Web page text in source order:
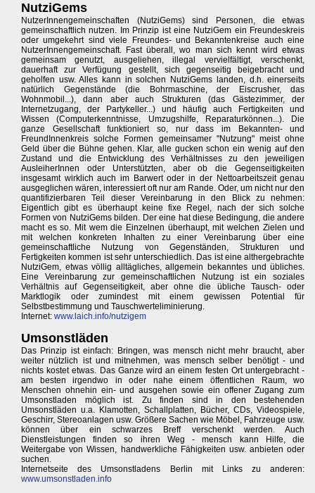
NutziGems
NutzerInnengemeinschaften (NutziGems) sind Personen, die etwas
gemeinschaftlich nutzen. Im Prinzip ist eine NutziGem ein Freundeskreis
oder umgekehrt sind viele Freundes- und Bekanntenkreise auch eine
NutzerInnengemeinschaft. Fast überall, wo man sich kennt wird etwas
gemeinsam genutzt, ausgeliehen, illegal vervielfältigt, verschenkt,
dauerhaft zur Verfügung gestellt, sich gegenseitig beigebracht und
geholfen usw. Alles kann in solchen NutziGems landen, d.h. einerseits
natürlich Gegenstände (die Bohrmaschine, der Eiscrusher, das
Wohnmobil...), dann aber auch Strukturen (das Gästezimmer, der
Internetzugang, der Partykeller...) und häufig auch Fertigkeiten und
Wissen (Computerkenntnisse, Umzugshilfe, Reparaturkönnen...). Die
ganze Gesellschaft funktioniert so, nur dass im Bekannten- und
FreundInnenkreis solche Formen gemeinsamer "Nutzung" meist ohne
Geld über die Bühne gehen. Klar, alle gucken schon ein wenig auf den
Zustand und die Entwicklung des Verhältnisses zu den jeweiligen
AusleiherInnen oder Unterstützten, aber ob die Gegenseitigkeiten
insgesamt wirklich auch im Barwert oder in der Nettoarbeitszeit genau
ausgeglichen wären, interessiert oft nur am Rande. Oder, um nicht nur den
quantifizierbaren Teil dieser Vereinbarung in den Blick zu nehmen:
Eigentlich gibt es überhaupt keine fixe Regel, nach der sich solche
Formen von NutziGems bilden. Der eine hat diese Bedingung, die andere
macht es so. Mit wem die Einzelnen überhaupt, mit welchen Zielen und
mit welchen konkreten Inhalten zu einer Vereinbarung über eine
gemeinschaftliche Nutzung von Gegenständen, Strukturen und
Fertigkeiten kommen ist sehr unterschiedlich. Das ist eine althergebrachte
NutziGem, etwas völlig alltägliches, allgemein bekanntes und übliches.
Eine Vereinbarung zur gemeinschaftlichen Nutzung ist ein soziales
Verhältnis auf Gegenseitigkeit, aber ohne die übliche Tausch- oder
Marktlogik oder zumindest mit einem gewissen Potential für
Selbstbestimmung und Tauschwerteliminierung.
Internet: www.laich.info/nutzigem
Umsonstläden
Das Prinzip ist einfach: Bringen, was mensch nicht mehr braucht, aber
weiter nützlich ist und mitnehmen, was mensch selber benötigt - und
nichts kostet etwas. Das Ganze wird an einem festen Ort untergebracht -
am besten irgendwo in oder nahe einem öffentlichen Raum, wo
Menschen ohnehin ein- und ausgehen sowie ein offener Zugang zum
Umsonstladen möglich ist. Zu finden sind in den bestehenden
Umsonstläden u.a. Klamotten, Schallplatten, Bücher, CDs, Videospiele,
Geschirr, Stereoanlagen usw. Größere Sachen wie Möbel, Fahrzeuge usw.
können über ein schwarzes Breff verschenkt werden. Auch
Dienstleistungen finden so ihren Weg - mensch kann Hilfe, die
Weitergabe von Wissen, handwerkliche Fähigkeiten usw. anbieten oder
suchen.
Internetseite des Umsonstladens Berlin mit Links zu anderen:
www.umsonstladen.info